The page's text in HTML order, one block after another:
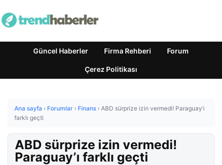
Güncel Haberler Firma Rehberi Forum
Çerez Politikası
Ana sayfa › Forumlar › Finans › ABD sürprize izin vermedi! Paraguay’ı
farklı geçti
ABD sürprize izin vermedi!
Paraguay’ı farklı geçti